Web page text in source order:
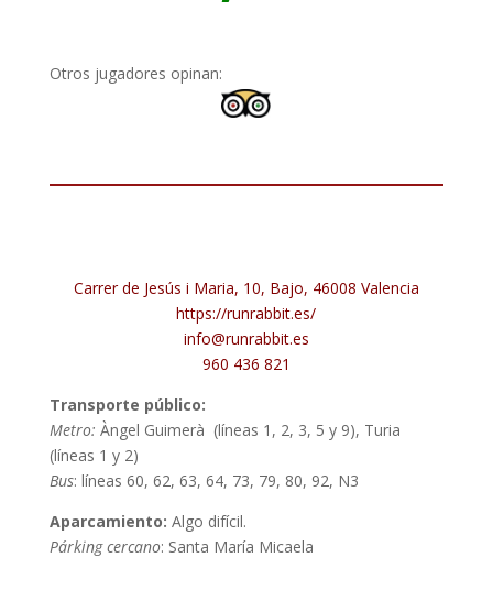
Otros jugadores opinan:
Carrer de Jesús i Maria, 10, Bajo, 46008 Valencia
https://runrabbit.es/
info@runrabbit.es
960 436 821
Transporte público:
Metro: Àngel Guimerà (líneas 1, 2, 3, 5 y 9), Turia
(líneas 1 y 2)
Bus: líneas 60, 62, 63, 64, 73, 79, 80, 92, N3
Aparcamiento: Algo difícil.
Párking cercano: Santa María Micaela